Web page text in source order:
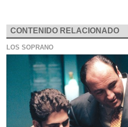
CONTENIDO RELACIONADO
LOS SOPRANO